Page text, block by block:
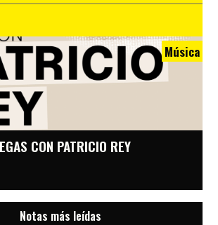
Música
CON PATRICIO REY
Notas más leídas